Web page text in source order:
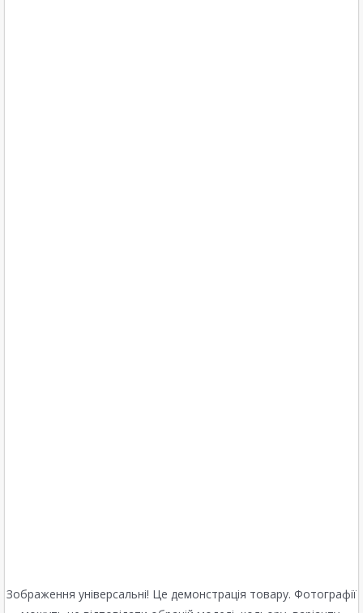
Зображення універсальні! Це демонстрація товару. Фотографії